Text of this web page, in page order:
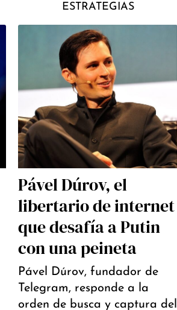
ESTRATEGIAS
Pável Dúrov, el
libertario de internet
que desafía a Putin
con una peineta
Pável Dúrov, fundador de
Telegram, responde a la
orden de busca y captura del